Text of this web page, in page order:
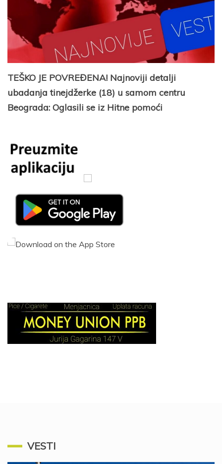
TEŠKO JE POVREĐENA! Najnoviji detalji
ubadanja tinejdžerke (18) u samom centru
Beograda: Oglasili se iz Hitne pomoći
VESTI